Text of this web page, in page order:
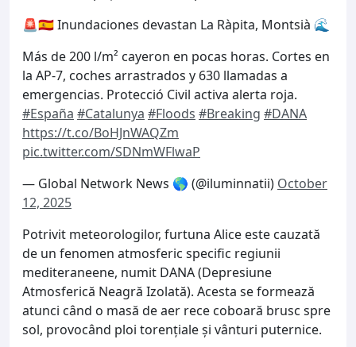
🚨🇪🇸 Inundaciones devastan La Ràpita, Montsià 🌊
Más de 200 l/m² cayeron en pocas horas. Cortes en
la AP-7, coches arrastrados y 630 llamadas a
emergencias. Protecció Civil activa alerta roja.
#España #Catalunya #Floods #Breaking #DANA
https://t.co/BoHJnWAQZm
pic.twitter.com/SDNmWFlwaP
— Global Network News 🌎 (@iluminnatii) October
12, 2025
Potrivit meteorologilor, furtuna Alice este cauzată
de un fenomen atmosferic specific regiunii
mediteraneene, numit DANA (Depresiune
Atmosferică Neagră Izolată). Acesta se formează
atunci când o masă de aer rece coboară brusc spre
sol, provocând ploi torențiale și vânturi puternice.